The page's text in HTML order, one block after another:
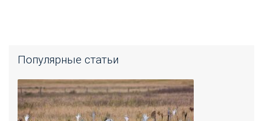
Популярные статьи